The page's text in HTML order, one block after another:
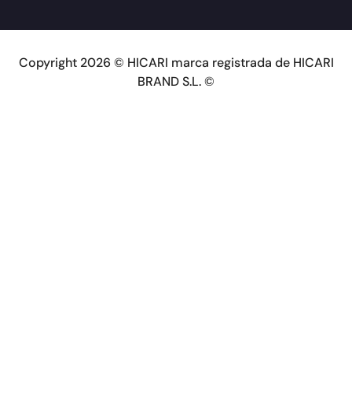
Copyright 2026 © HICARI marca registrada de HICARI
BRAND S.L. ©